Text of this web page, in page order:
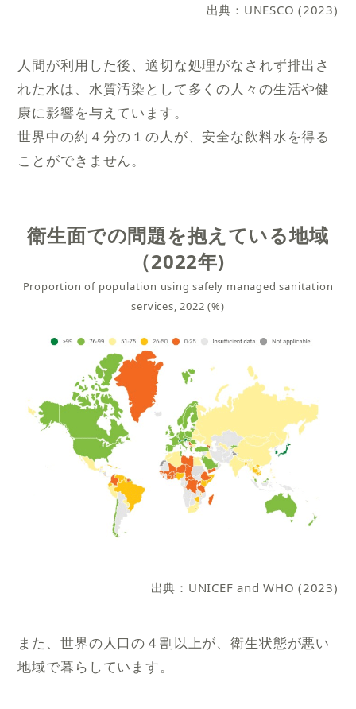
出典：UNESCO (2023)
人間が利用した後、適切な処理がなされず排出さ
れた水は、水質汚染として多くの人々の生活や健
康に影響を与えています。
世界中の約４分の１の人が、安全な飲料水を得る
ことができません。
衛生面での問題を抱えている地域
（2022年)
Proportion of population using safely managed sanitation
services, 2022 (%)
出典：UNICEF and WHO (2023)
また、世界の人口の４割以上が、衛生状態が悪い
地域で暮らしています。